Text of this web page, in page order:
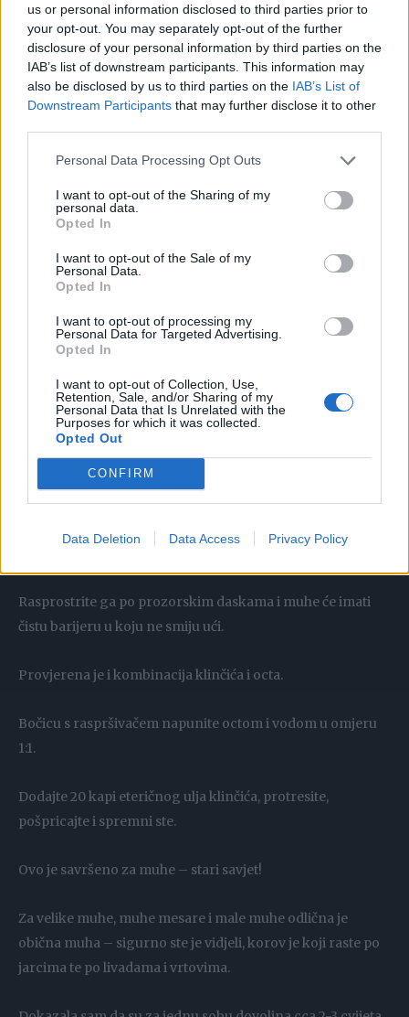
us or personal information disclosed to third parties prior to
your opt-out. You may separately opt-out of the further
disclosure of your personal information by third parties on the
IAB’s list of downstream participants. This information may
also be disclosed by us to third parties on the IAB’s List of
Downstream Participants that may further disclose it to other
Personal Data Processing Opt Outs
I want to opt-out of the Sharing of my
personal data.
Opted In
I want to opt-out of the Sale of my
Personal Data.
Opted In
I want to opt-out of processing my
Personal Data for Targeted Advertising.
Opted In
I want to opt-out of Collection, Use,
Retention, Sale, and/or Sharing of my
Personal Data that Is Unrelated with the
Purposes for which it was collected.
Opted Out
CONFIRM
Data Deletion Data Access Privacy Policy
Sve što vam treba je 1 limun, 1 žličica alpe, kap maslinovog
ulja, vezica lavande i 10 klinčića.
U 300 ml vode dodajte nasjeckani limun i klinčiće i kuhajte
oko 5 minuta.
Zatim dodajte lavandu, ulje, alpu i ostavite da se ohladi.
Zatim jednostavno ulijte u bocu s raspršivačem i
Baka dalje savjetuje:
Dodajte ga malo u vodu za pranje prozora i tom
mješavinom dobro operite prozore izvana.
Muhe mrze miris octa.
Dno čaša također prelijte s malo octa, prekrijte folijom i
Rasprostrite ga po prozorskim daskama i muhe će imati
čistu barijeru u koju ne smiju ući.
Provjerena je i kombinacija klinčića i octa.
Bočicu s raspršivačem napunite octom i vodom u omjeru
1:1.
Dodajte 20 kapi eteričnog ulja klinčića, protresite,
pošpricajte i spremni ste.
Ovo je savršeno za muhe – stari savjet!
Za velike muhe, muhe mesare i male muhe odlična je
obična muha – sigurno ste je vidjeli, korov je koji raste po
jarcima te po livadama i vrtovima.